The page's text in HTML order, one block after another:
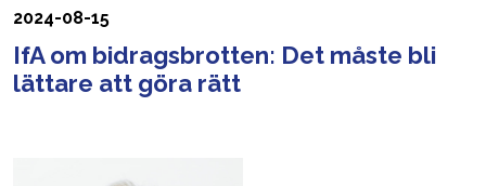
2024-08-15
IfA om bidragsbrotten: Det måste bli
lättare att göra rätt